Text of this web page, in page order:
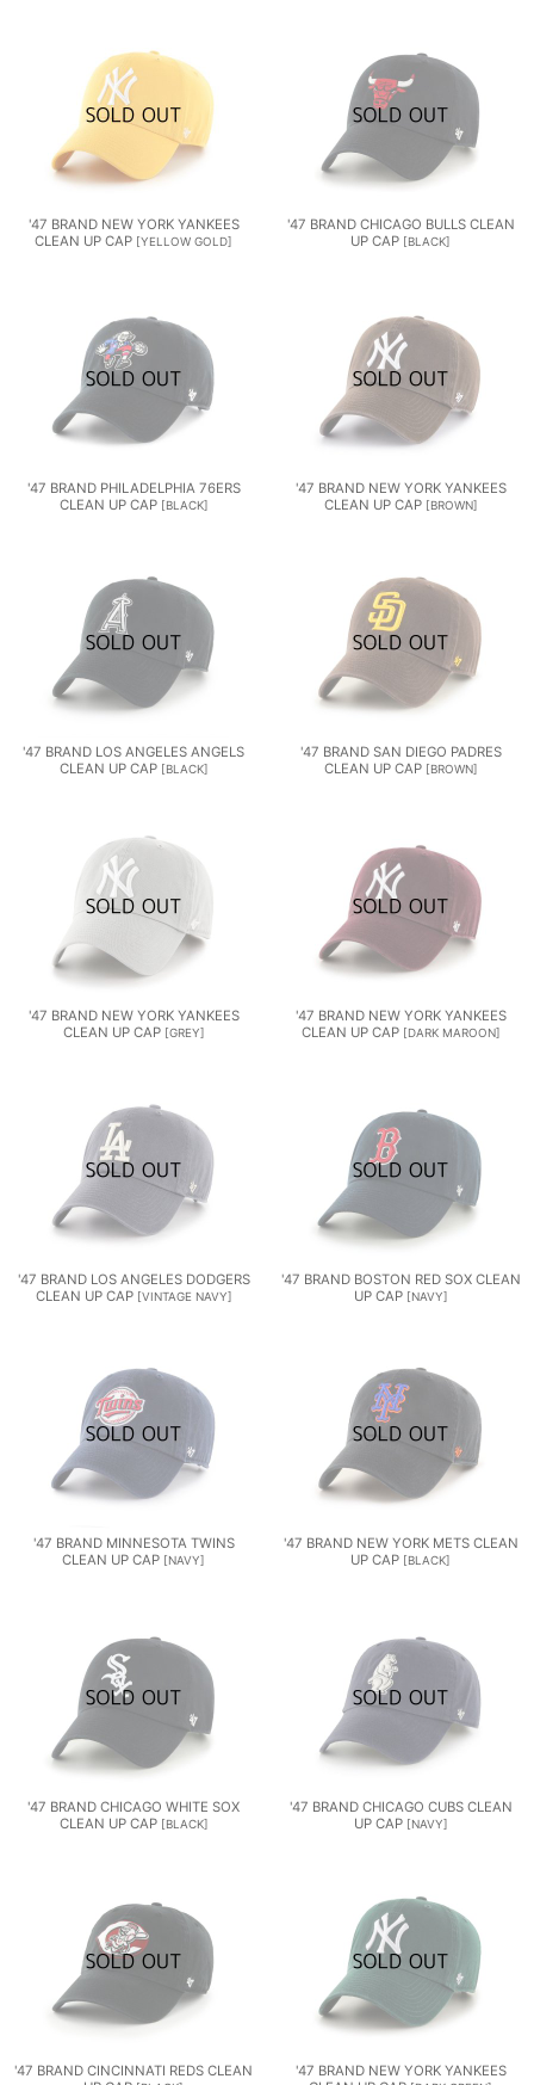
'47 BRAND NEW YORK YANKEES
CLEAN UP CAP [YELLOW GOLD]
'47 BRAND CHICAGO BULLS CLEAN
UP CAP [BLACK]
'47 BRAND PHILADELPHIA 76ERS
CLEAN UP CAP [BLACK]
'47 BRAND NEW YORK YANKEES
CLEAN UP CAP [BROWN]
'47 BRAND LOS ANGELES ANGELS
CLEAN UP CAP [BLACK]
'47 BRAND SAN DIEGO PADRES
CLEAN UP CAP [BROWN]
'47 BRAND NEW YORK YANKEES
CLEAN UP CAP [GREY]
'47 BRAND NEW YORK YANKEES
CLEAN UP CAP [DARK MAROON]
'47 BRAND LOS ANGELES DODGERS
CLEAN UP CAP [VINTAGE NAVY]
'47 BRAND BOSTON RED SOX CLEAN
UP CAP [NAVY]
'47 BRAND MINNESOTA TWINS
CLEAN UP CAP [NAVY]
'47 BRAND NEW YORK METS CLEAN
UP CAP [BLACK]
'47 BRAND CHICAGO WHITE SOX
CLEAN UP CAP [BLACK]
'47 BRAND CHICAGO CUBS CLEAN
UP CAP [NAVY]
'47 BRAND CINCINNATI REDS CLEAN
'47 BRAND NEW YORK YANKEES